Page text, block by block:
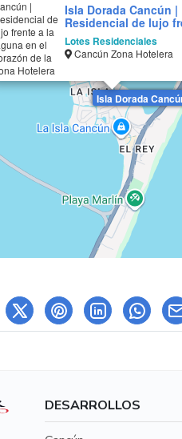
Isla Dorada
Isla Dorada Cancún |
Residencial de lujo
laguna en el corazón
Zona Hotelera
Lotes Residenciales
Cancún Zona Hotelera
DESARROLLOS